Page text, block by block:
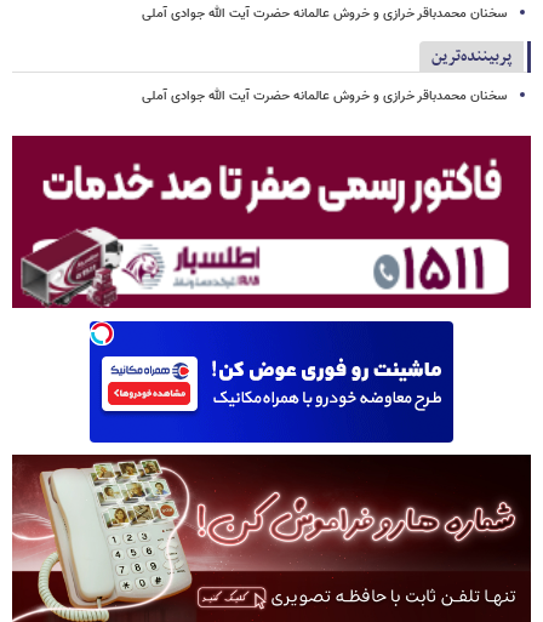
سخنان محمدباقر خرازی و خروش عالمانه حضرت آیت الله جوادی آملی
پربیننده‌ترین
سخنان محمدباقر خرازی و خروش عالمانه حضرت آیت الله جوادی آملی